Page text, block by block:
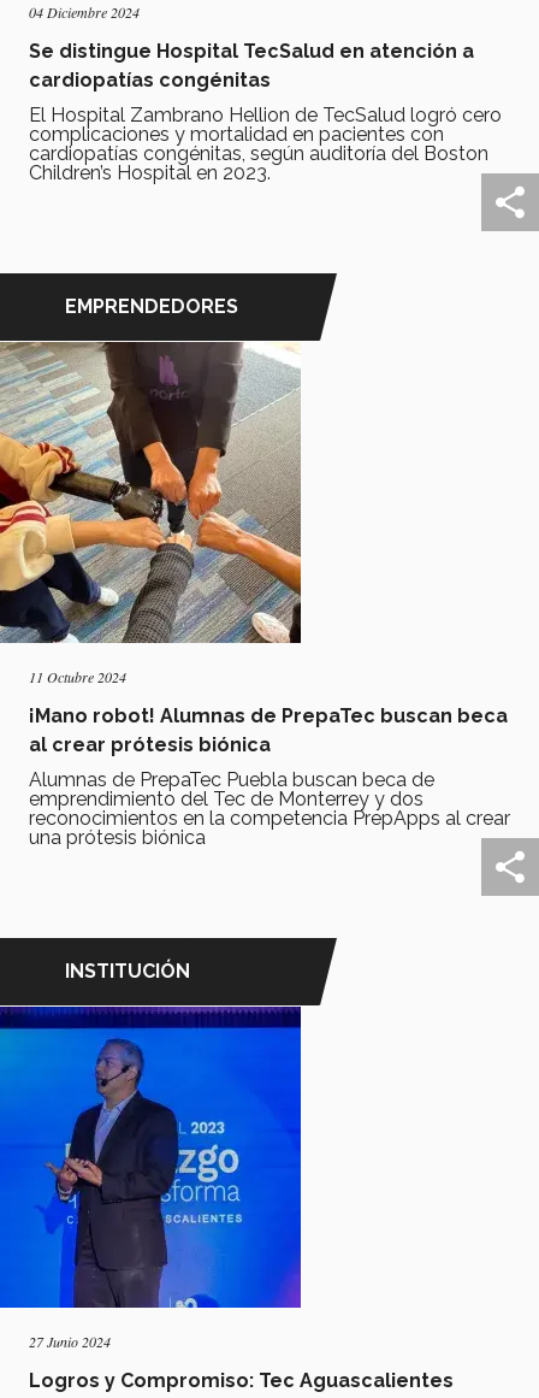
04 Diciembre 2024
Se distingue Hospital TecSalud en atención a
cardiopatías congénitas
El Hospital Zambrano Hellion de TecSalud logró cero
complicaciones y mortalidad en pacientes con
cardiopatías congénitas, según auditoría del Boston
Children’s Hospital en 2023.
EMPRENDEDORES
11 Octubre 2024
¡Mano robot! Alumnas de PrepaTec buscan beca
al crear prótesis biónica
Alumnas de PrepaTec Puebla buscan beca de
emprendimiento del Tec de Monterrey y dos
reconocimientos en la competencia PrepApps al crear
una prótesis biónica
INSTITUCIÓN
27 Junio 2024
Logros y Compromiso: Tec Aguascalientes